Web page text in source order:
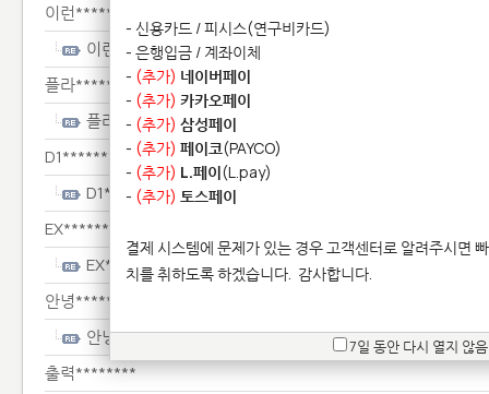
이런**************************
이런**************************
플라****************************
플라****************************
D1**********************
D1**********************
EX************************
EX************************
안녕*****************
안녕*****************
출력********
- 신용카드 / 피시스(연구비카드)
- 은행입금 / 계좌이체
- (추가) 네이버페이
- (추가) 카카오페이
- (추가) 삼성페이
- (추가) 페이코(PAYCO)
- (추가) L.페이(L.pay)
- (추가) 토스페이
결제 시스템에 문제가 있는 경우 고객센터로 알려주시면
치를 취하도록 하겠습니다. 감사합니다.
7일 동안 다시 열지 않음